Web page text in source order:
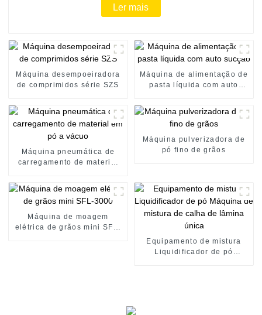
Ler mais
Máquina desempoeiradora
de comprimidos série SZS
Máquina de alimentação de
pasta líquida com auto
Máquina pneumática de
carregamento de material
Máquina pulverizadora de
pó fino de grãos
Máquina de moagem
elétrica de grãos mini SFL-
Equipamento de mistura
Liquidificador de pó